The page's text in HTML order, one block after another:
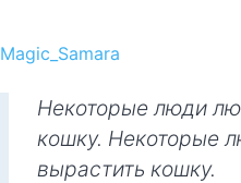
Magic_Samara
Некоторые люди
кошку. Некоторые
вырастить кошку.